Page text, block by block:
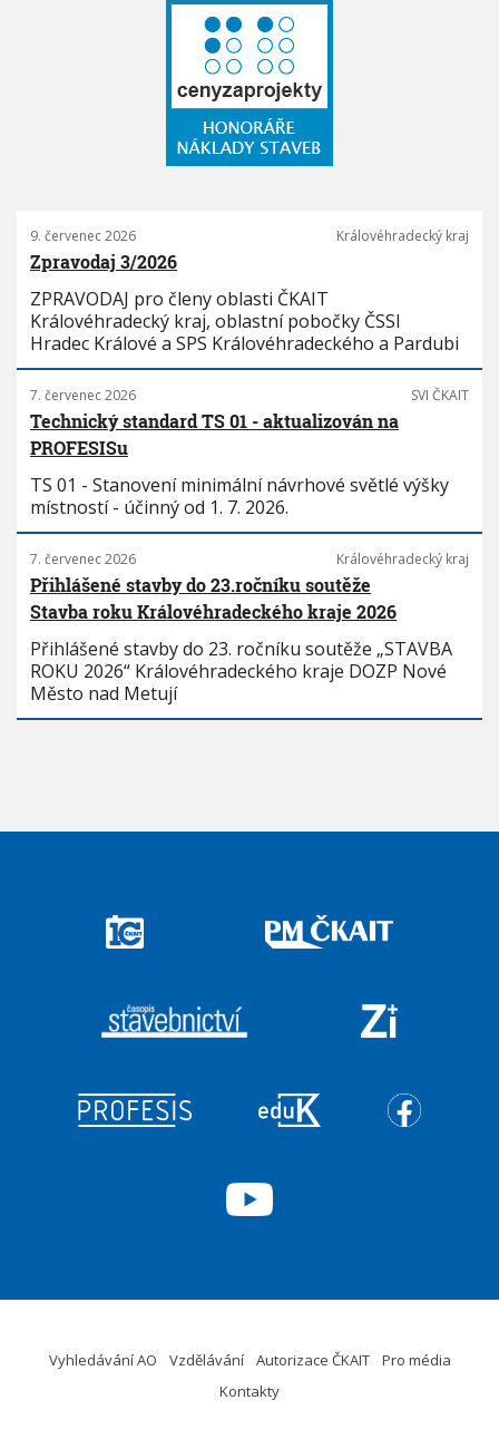
9. červenec 2026 Královéhradecký kraj
Zpravodaj 3/2026
ZPRAVODAJ pro členy oblasti ČKAIT
Královéhradecký kraj, oblastní pobočky ČSSI
Hradec Králové a SPS Královéhradeckého a Pardubi
7. červenec 2026 SVI ČKAIT
Technický standard TS 01 - aktualizován na
PROFESISu
TS 01 - Stanovení minimální návrhové světlé výšky
místností - účinný od 1. 7. 2026.
7. červenec 2026 Královéhradecký kraj
Přihlášené stavby do 23.ročníku soutěže
Stavba roku Královéhradeckého kraje 2026
Přihlášené stavby do 23. ročníku soutěže „STAVBA
ROKU 2026“ Královéhradeckého kraje DOZP Nové
Město nad Metují
Vyhledávání AO Vzdělávání Autorizace ČKAIT
Pro média
Kontakty